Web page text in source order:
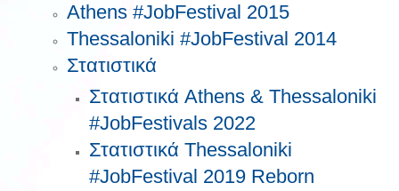
Athens #JobFestival 2015
Thessaloniki #JobFestival 2014
Στατιστικά
Στατιστικά Athens & Thessaloniki
#JobFestivals 2022
Στατιστικά Thessaloniki
#JobFestival 2019 Reborn